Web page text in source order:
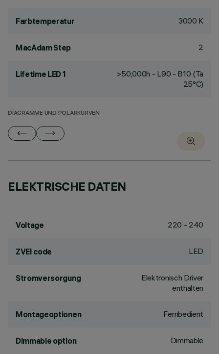
Farbtemperatur 3000 K
MacAdam Step 2
Lifetime LED 1
>50,000h - L90 - B10 (Ta
25°C)
DIAGRAMME UND POLARKURVEN
ELEKTRISCHE DATEN
Voltage 220 - 240
ZVEI code LED
Stromversorgung
Elektronisch Driver
enthalten
Montageoptionen Fernbedient
Dimmable option Dimmable